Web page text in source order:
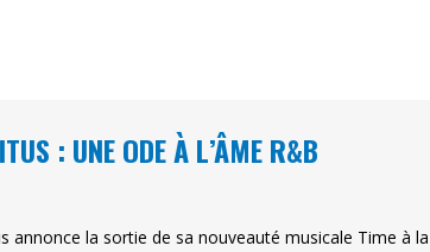
: UNE ODE À L’ÂME R&B
annonce la sortie de sa nouveauté musicale Time à